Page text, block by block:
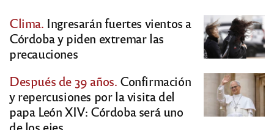
Clima. Ingresarán fuertes vientos a
Córdoba y piden extremar las
precauciones
Después de 39 años. Confirmación
y repercusiones por la visita del
papa León XIV: Córdoba será uno
de los ejes